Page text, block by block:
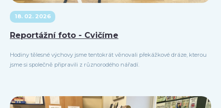
18. 02. 2026
Reportážní foto - Cvičíme
Hodiny tělesné výchovy jsme tentokrát věnovali překážkové dráze, kterou
jsme si společně připravili z různorodého nářadí.